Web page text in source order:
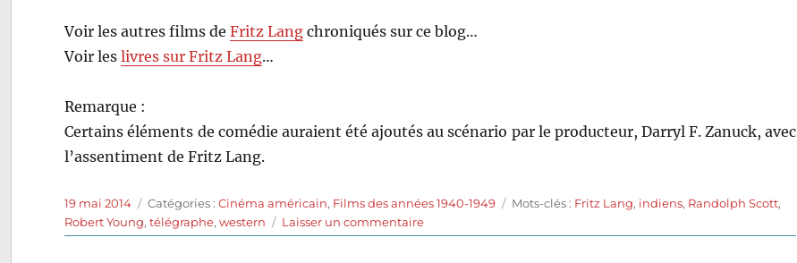
Voir les autres films deFritz Lang chroniqués sur ce blog…
Voir leslivres sur Fritz Lang…
Remarque :
Certains éléments de comédie auraient été ajoutés au scénario par le producteur, Darryl F. Zanuck, avec
l’assentiment de Fritz Lang.
Publié
le
19 mai 2014 Catégories
Catégories :Cinéma américain, Films des années 1940-1949 Étiquettes
Mots-clés : Fritz Lang, indiens, Randolph Scott,
Robert Young,télégraphe,western Laisser un commentairesur
Les